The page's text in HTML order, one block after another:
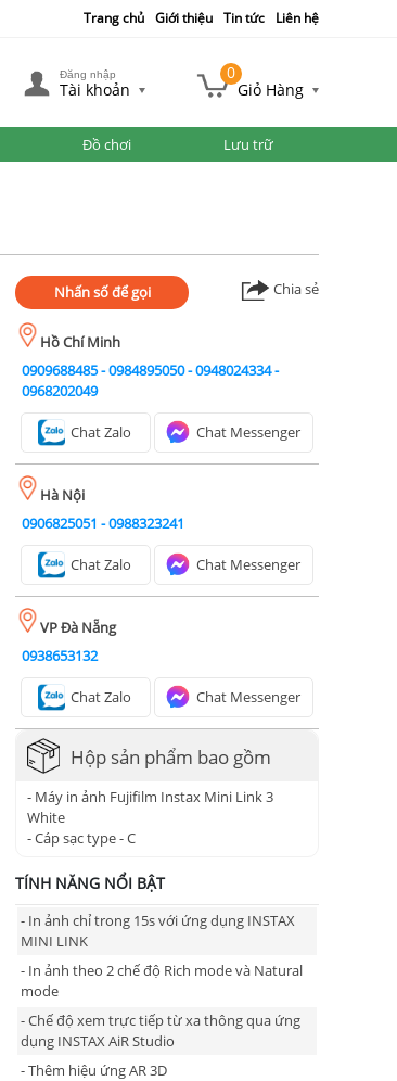
Trang chủ Giới thiệu Tin tức Liên hệ
Đăng nhập
Tài khoản
0
Giỏ Hàng
Đồ chơi Lưu trữ
Nhấn số để gọi Chia sẻ
Hồ Chí Minh
0909688485-0984895050-0948024334-
0968202049
Chat Zalo Chat Messenger
Hà Nội
0906825051 -0988323241
Chat Zalo Chat Messenger
VP Đà Nẵng
0938653132
Chat Zalo Chat Messenger
Hộp sản phẩm bao gồm
- Máy in ảnh Fujifilm Instax Mini Link 3
White
- Cáp sạc type - C
TÍNH NĂNG NỔI BẬT
- In ảnh chỉ trong 15s với ứng dụng INSTAX
MINI LINK
- In ảnh theo 2 chế độ Rich mode và Natural
mode
- Chế độ xem trực tiếp từ xa thông qua ứng
dụng INSTAX AiR Studio
- Thêm hiệu ứng AR 3D